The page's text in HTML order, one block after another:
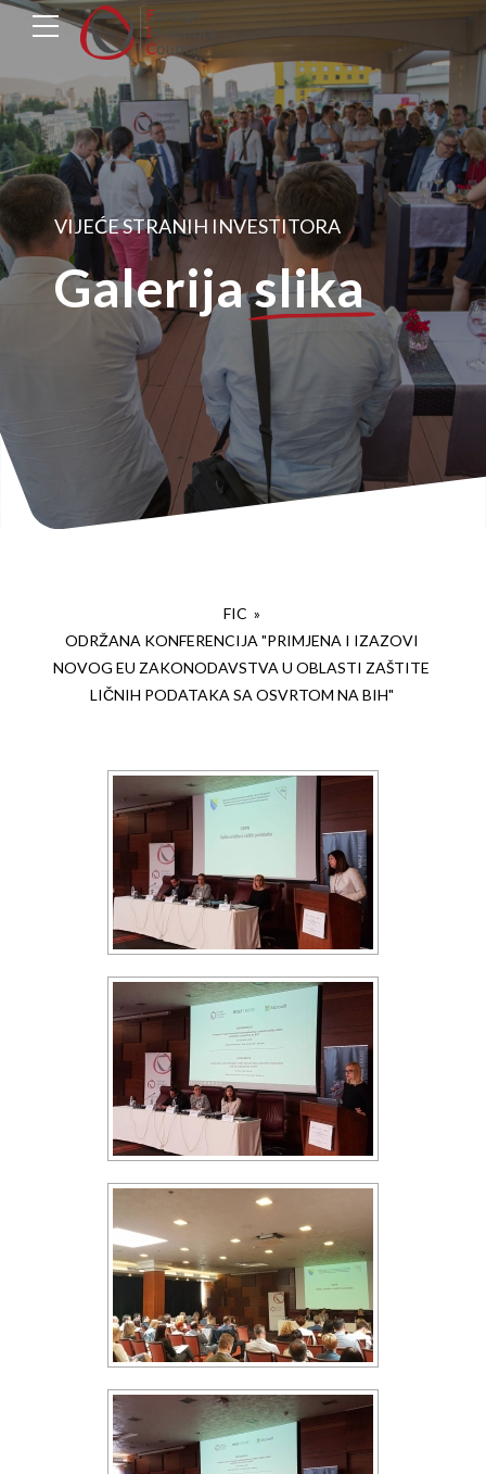
VIJEĆE STRANIH INVESTITORA
Galerijaslika
FIC »
ODRŽANA KONFERENCIJA "PRIMJENA I IZAZOVI
NOVOG EU ZAKONODAVSTVA U OBLASTI ZAŠTITE
LIČNIH PODATAKA SA OSVRTOM NA BIH"